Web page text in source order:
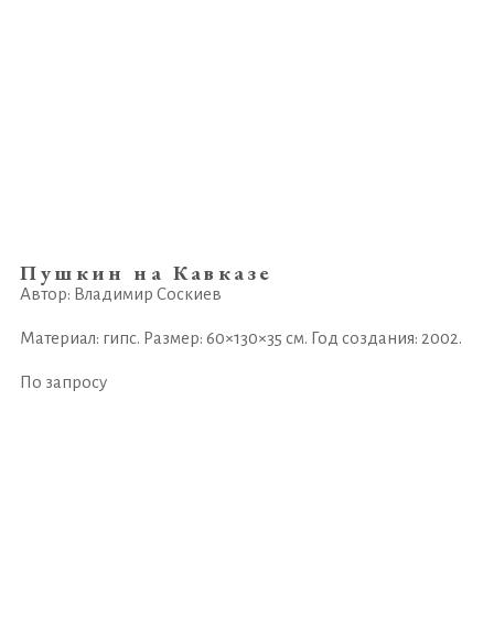
Пушкин на Кавказе
Автор: Владимир Соскиев
Материал: гипс. Размер: 60×130×35 см. Год создания: 2002.
По запросу